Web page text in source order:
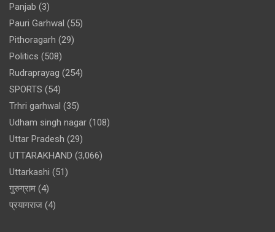
Panjab (3)
Pauri Garhwal (55)
Pithoragarh (29)
Politics (508)
Rudraprayag (254)
SPORTS (54)
Trhri garhwal (35)
Udham singh nagar (108)
Uttar Pradesh (29)
UTTARAKHAND (3,066)
Uttarkashi (51)
गुरुग्राम (4)
प्रयागराज (4)